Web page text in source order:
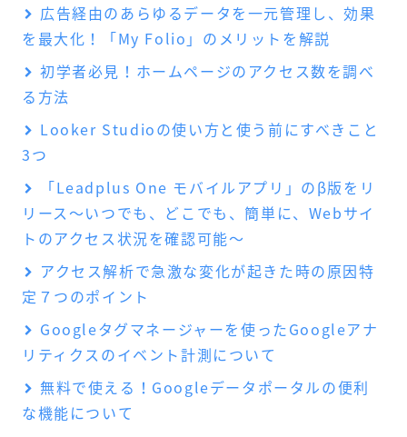
広告経由のあらゆるデータを一元管理し、効果
を最大化！「My Folio」のメリットを解説
初学者必見！ホームページのアクセス数を調べ
る方法
Looker Studioの使い方と使う前にすべきこと
3つ
「Leadplus One モバイルアプリ」のβ版をリ
リース～いつでも、どこでも、簡単に、Webサイ
トのアクセス状況を確認可能～
アクセス解析で急激な変化が起きた時の原因特
定７つのポイント
Googleタグマネージャーを使ったGoogleアナ
リティクスのイベント計測について
無料で使える！Googleデータポータルの便利
な機能について